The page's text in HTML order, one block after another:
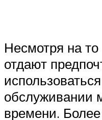
Несмотря на то
отдают
обслуживании
времени.